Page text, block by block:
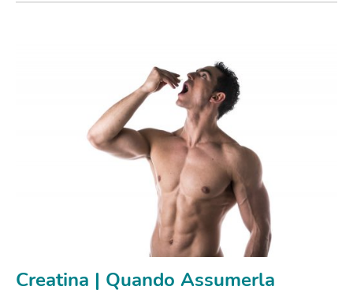
Creatina | Quando Assumerla